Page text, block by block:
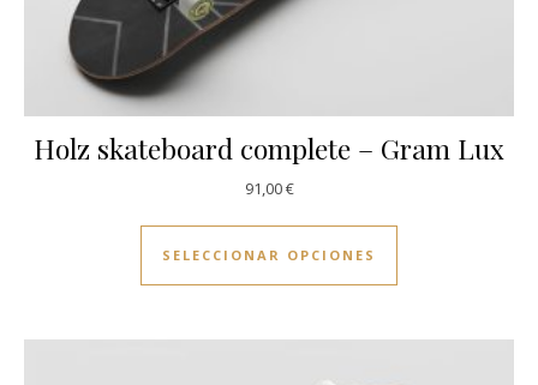
Holz skateboard complete – Gram Lux
91,00€
SELECCIONAR OPCIONES
Este producto